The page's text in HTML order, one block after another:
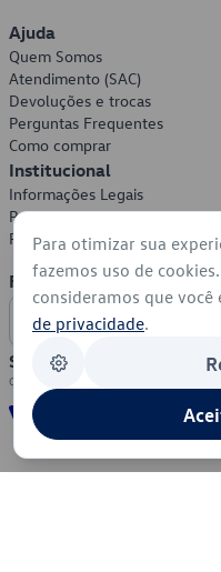
Ajuda
Quem Somos
Atendimento (SAC)
Devoluções e trocas
Perguntas Frequentes
Como comprar
Institucional
Informações Legais
Política de Privacidade
Política de Cookies
Formas de Pagamento
Segurança
Para otimizar sua
fazemos uso de
consideramos que você
de privacidade.